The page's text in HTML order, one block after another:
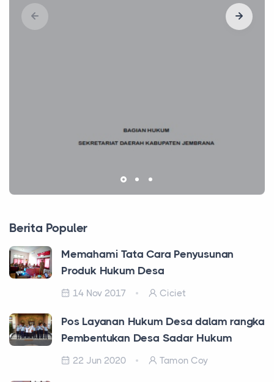
Berita Populer
Memahami Tata Cara Penyusunan
Produk Hukum Desa
14 Nov 2017 Ciciet
Pos Layanan Hukum Desa dalam rangka
Pembentukan Desa Sadar Hukum
22 Jun 2020 Tamon Coy